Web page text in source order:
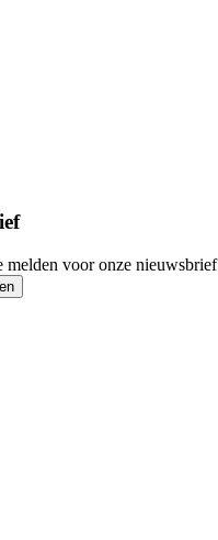
melden voor onze nieuwsbrief